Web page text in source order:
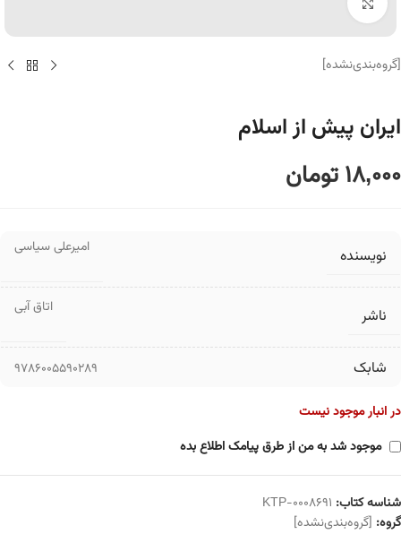
[گروه‌بندی‌نشده]
ایران پیش از اسلام
18,000تومان
نویسنده امیرعلی سیاسی
ناشر اتاق آبی
شابک 9786005590289
در انبار موجود نیست
موجود شد به من از طرق پیامک اطلاع بده
شناسه کتاب: KTP-0008691
گروه: [گروه‌بندی‌نشده]